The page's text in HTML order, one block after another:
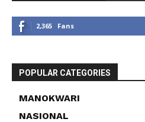
2,365 Fans
POPULAR CATEGORIES
MANOKWARI
NASIONAL